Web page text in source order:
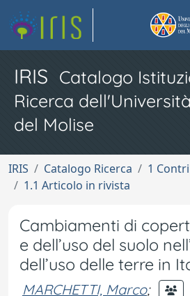
IRIS Catalogo
Ricerca
del Molise
IRIS Catalogo Ricerca
1
1.1 Articolo in rivista
Cambiamenti di
e dell’uso del suolo
dell’uso delle terre in
MARCHETTI, Marco;